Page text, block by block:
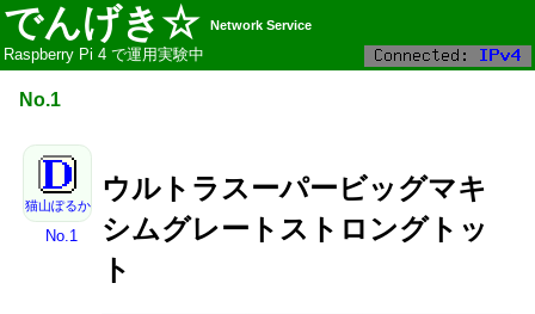
でんげき☆Network Service
Raspberry Pi 4 で運用実験中
No.1
猫山ぽるか
No.1
ウルトラスーパービッグマキ
シムグレートストロングトッ
ト